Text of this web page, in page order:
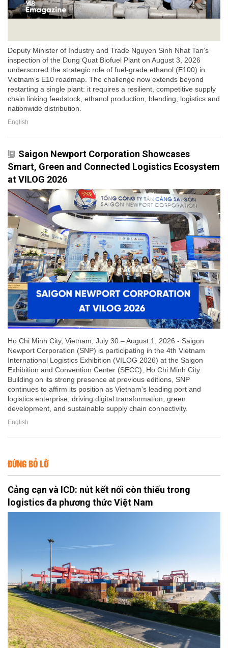
Deputy Minister of Industry and Trade Nguyen Sinh Nhat Tan’s
inspection of the Dung Quat Biofuel Plant on August 3, 2026
underscored the strategic role of fuel-grade ethanol (E100) in
Vietnam’s E10 roadmap. The challenge now extends beyond
restarting a single plant: it requires a resilient, competitive supply
chain linking feedstock, ethanol production, blending, logistics and
nationwide distribution.
English
Saigon Newport Corporation Showcases
Smart, Green and Connected Logistics Ecosystem
at VILOG 2026
Ho Chi Minh City, Vietnam, July 30 – August 1, 2026 - Saigon
Newport Corporation (SNP) is participating in the 4th Vietnam
International Logistics Exhibition (VILOG 2026) at the Saigon
Exhibition and Convention Center (SECC), Ho Chi Minh City.
Building on its strong presence at previous editions, SNP
continues to affirm its position as Vietnam's leading port and
logistics enterprise, driving digital transformation, green
development, and sustainable supply chain connectivity.
English
ĐỪNG BỎ LỠ
Cảng cạn và ICD: nút kết nối còn thiếu trong
logistics đa phương thức Việt Nam